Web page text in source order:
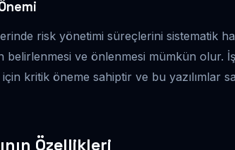
risk yönetimi süreçlerini sistematik
belirlenmesi ve önlenmesi mümkün olur.
için kritik öneme sahiptir ve bu yazılımlar
Özellikleri